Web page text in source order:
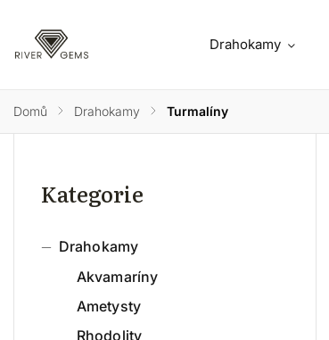
Drahokamy
Domů / Drahokamy / Turmalíny
Kategorie
Drahokamy
Akvamaríny
Ametysty
Rhodolity